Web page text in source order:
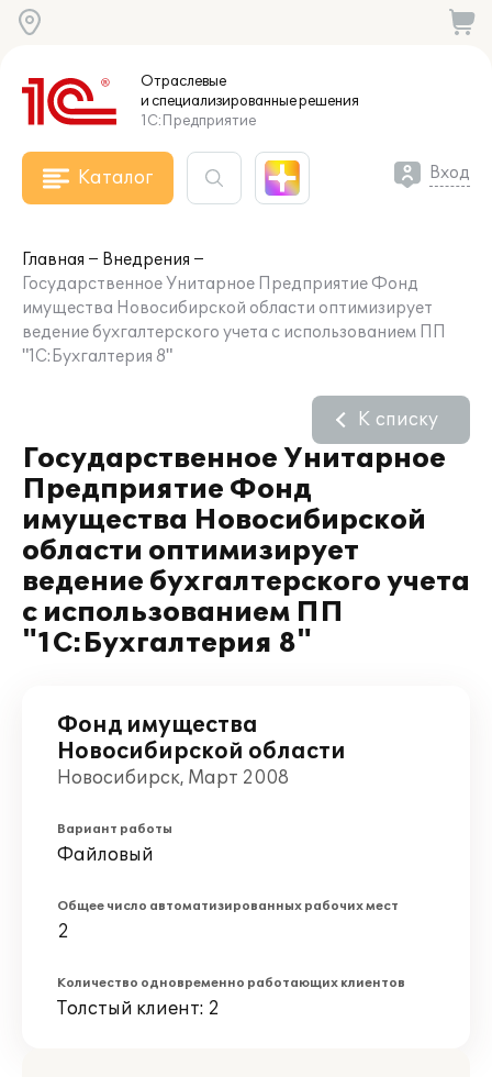
Отраслевые
и специализированныерешения
1С:Предприятие
Каталог Вход
Главная
Внедрения
Государственное Унитарное Предприятие Фонд
имущества Новосибирской области оптимизирует
ведение бухгалтерского учета с использованием ПП
"1С:Бухгалтерия 8"
Государственное Унитарное
Предприятие Фонд
имущества Новосибирской
области оптимизирует
ведение бухгалтерского учета
с использованием ПП
"1С:Бухгалтерия 8"
К списку
Фонд имущества
Новосибирской области
Новосибирск, Март 2008
Вариант работы
Файловый
Общее число автоматизированных рабочих мест
2
Количество одновременно работающих клиентов
Толстый клиент: 2